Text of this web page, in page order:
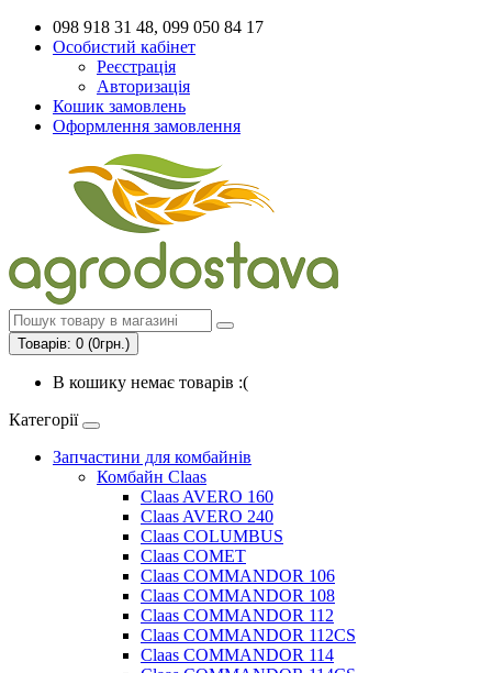
098 918 31 48, 099 050 84 17
Особистий кабінет
Реєстрація
Авторизація
Кошик замовлень
Оформлення замовлення
Товарів: 0 (0грн.)
В кошику немає товарів :(
Категорії
Запчастини для комбайнів
Комбайн Claas
Claas AVERO 160
Claas AVERO 240
Claas COLUMBUS
Claas COMET
Claas COMMANDOR 106
Claas COMMANDOR 108
Claas COMMANDOR 112
Claas COMMANDOR 112CS
Claas COMMANDOR 114